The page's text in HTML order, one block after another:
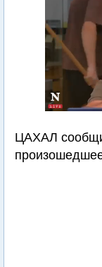
ЦАХАЛ